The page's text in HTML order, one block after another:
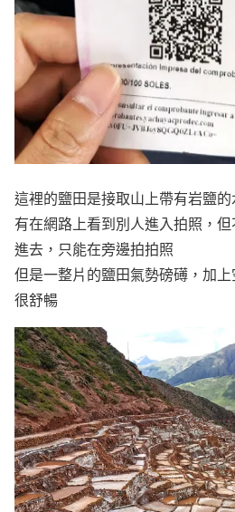
這裡的鹽田是接取山上帶有岩鹽
有在網路上看到別人進入拍照，
進去，只能在旁邊拍拍照
但是一整片的鹽田氣勢磅礡，加
很舒暢